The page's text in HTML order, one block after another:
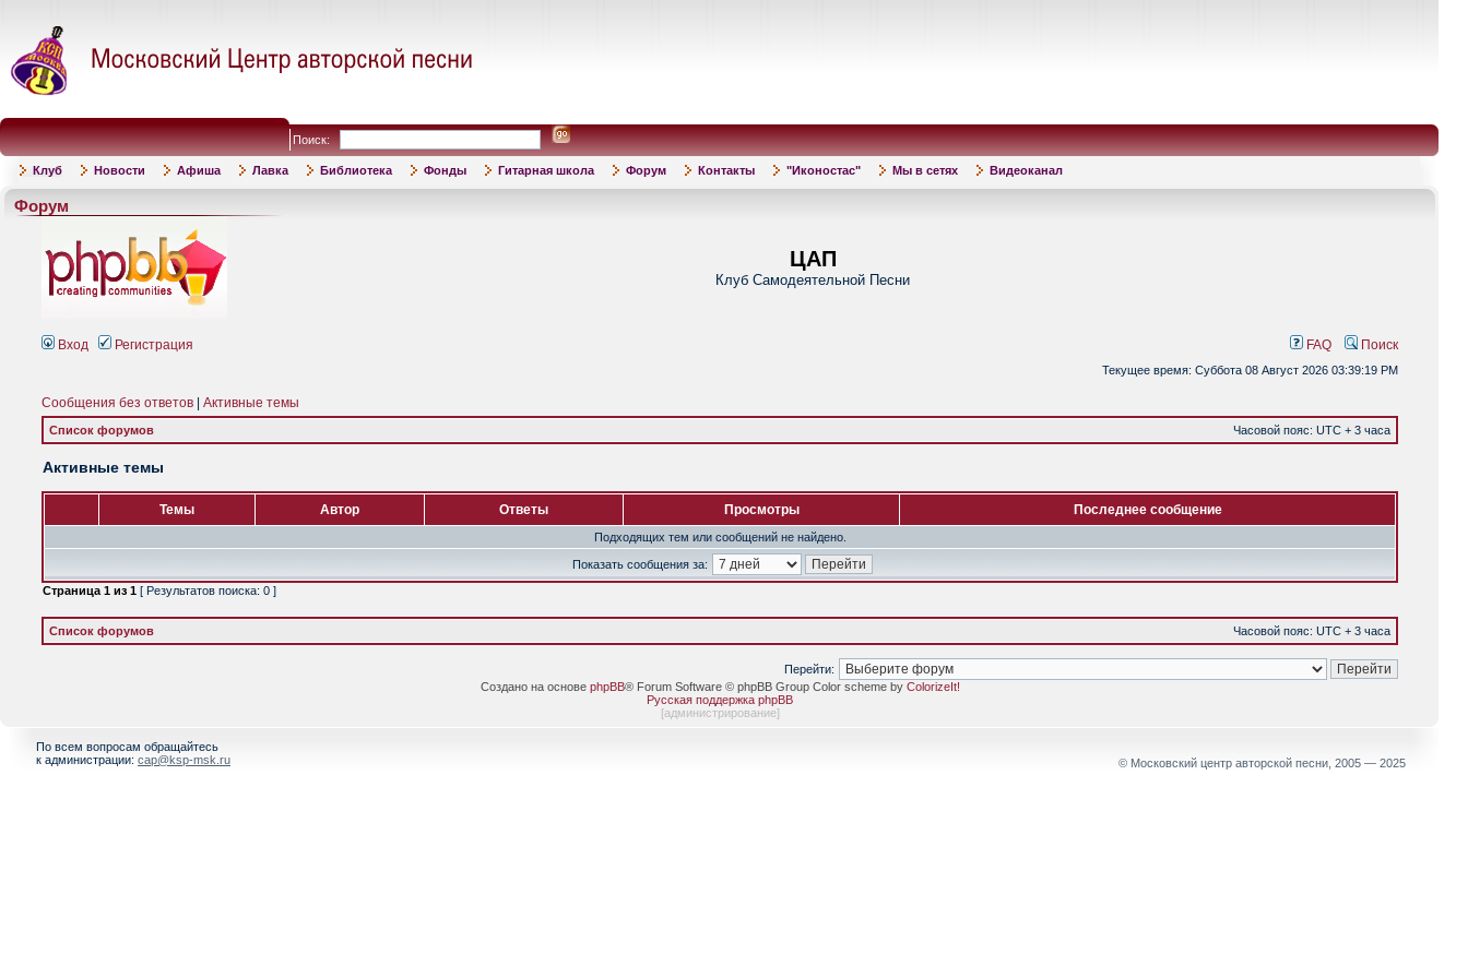
Поиск:
Клуб Новости Афиша Лавка Библиотека Фонды Гитарная школа Форум Контакты "Иконостас" Мы в сетях Видеоканал
Форум
ЦАП
Клуб Самодеятельной Песни
Вход Регистрация FAQ Поиск
Текущее время: Суббота 08 Август 2026 03:39:19 PM
Сообщения без ответов Активные темы
Список форумов Часовой пояс: UTC + 3 часа
Активные темы
Темы Автор Ответы Просмотры Последнее сообщение
Подходящих тем или сообщений не найдено.
Показать сообщения за:
Страница 1 из 1 [ Результатов поиска: 0 ]
Список форумов Часовой пояс: UTC + 3 часа
Перейти:
Создано на основе phpBB® Forum Software © phpBB Group Color scheme by ColorizeIt!
Русская поддержка phpBB
[администрирование]
По всем вопросам обращайтесь
к администрации: cap@ksp-msk.ru © Московский центр авторской песни, 2005 — 2025